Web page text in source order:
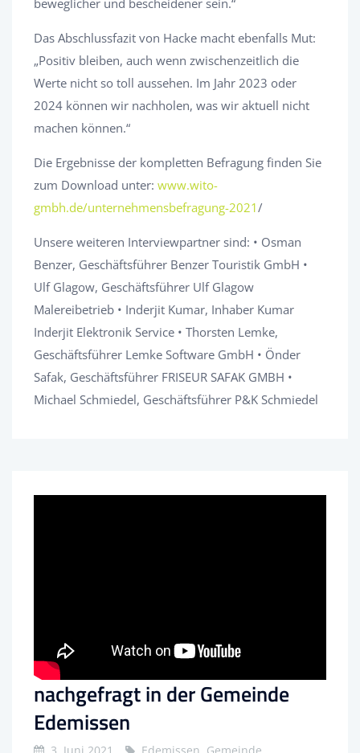
beweglicher und bescheidener sein.“
Das Abschlussfazit von Hacke macht ebenfalls Mut:
„Positiv bleiben, auch wenn zwischenzeitlich die
Werte nicht so toll aussehen. Im Jahr 2023 oder
2024 können wir nachholen, was wir aktuell nicht
machen können.“
Die Ergebnisse der kompletten Befragung finden Sie
zum Download unter: www.wito-
gmbh.de/unternehmensbefragung-2021/
Unsere weiteren Interviewpartner sind: • Osman
Benzer, Geschäftsführer Benzer Touristik GmbH •
Ulf Glagow, Geschäftsführer Ulf Glagow
Malereibetrieb • Inderjit Kumar, Inhaber Kumar
Inderjit Elektronik Service • Thorsten Lemke,
Geschäftsführer Lemke Software GmbH • Önder
Safak, Geschäftsführer FRISEUR SAFAK GMBH •
Michael Schmiedel, Geschäftsführer P&K Schmiedel
nachgefragt in der Gemeinde
Edemissen